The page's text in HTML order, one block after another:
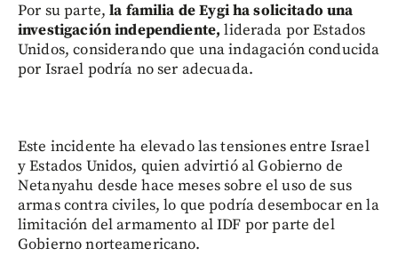
Por su parte,la familia de Eygi ha solicitado una
investigación independiente,liderada por Estados
Unidos, considerando que una indagación conducida
por Israel podría no ser adecuada.
Este incidente ha elevado las tensiones entre Israel
y Estados Unidos, quien advirtió al Gobierno de
Netanyahu desde hace meses sobre el uso de sus
armas contra civiles, lo que podría desembocar en la
limitación del armamento al IDF por parte del
Gobierno norteamericano.